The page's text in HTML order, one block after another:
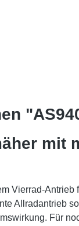
mit
Vierrad-
Allradantrieb
Für